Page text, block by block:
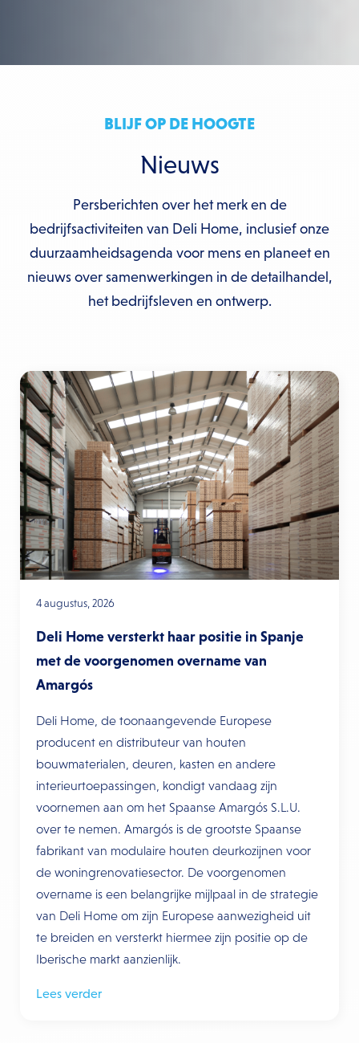
BLIJF OP DE HOOGTE
Nieuws
Persberichten over het merk en de
bedrijfsactiviteiten van Deli Home, inclusief onze
duurzaamheidsagenda voor mens en planeet en
nieuws over samenwerkingen in de detailhandel,
het bedrijfsleven en ontwerp.
4 augustus, 2026
Deli Home versterkt haar positie in Spanje
met de voorgenomen overname van
Amargós
Deli Home, de toonaangevende Europese
producent en distributeur van houten
bouwmaterialen, deuren, kasten en andere
interieurtoepassingen, kondigt vandaag zijn
voornemen aan om het Spaanse Amargós S.L.U.
over te nemen. Amargós is de grootste Spaanse
fabrikant van modulaire houten deurkozijnen voor
de woningrenovatiesector. De voorgenomen
overname is een belangrijke mijlpaal in de strategie
van Deli Home om zijn Europese aanwezigheid uit
te breiden en versterkt hiermee zijn positie op de
Iberische markt aanzienlijk.
Lees verder